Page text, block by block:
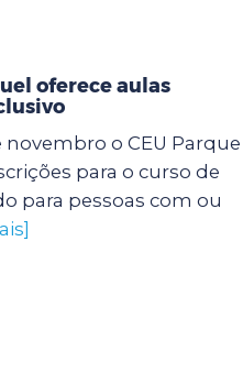
oferece aulas
novembro o CEU Parque
para o curso de
para pessoas com ou